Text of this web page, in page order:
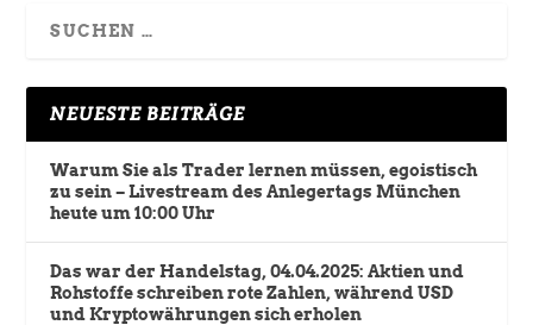
NEUESTE BEITRÄGE
Warum Sie als Trader lernen müssen, egoistisch
zu sein – Livestream des Anlegertags München
heute um 10:00 Uhr
Das war der Handelstag, 04.04.2025: Aktien und
Rohstoffe schreiben rote Zahlen, während USD
und Kryptowährungen sich erholen